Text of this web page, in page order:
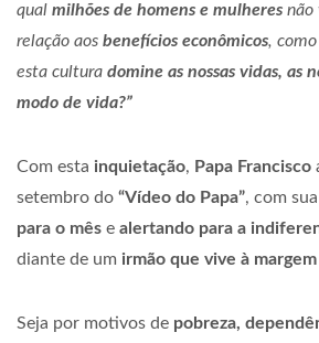
qual milhões de homens e mulheres não
relação aos benefícios econômicos,
esta cultura domine as nossas vidas, as
modo de vida?”
Com esta inquietação, Papa Francisco
setembro do “Vídeo do Papa”, com
para o mês e alertando para a
diante de um irmão que vive à
Seja por motivos de pobreza,